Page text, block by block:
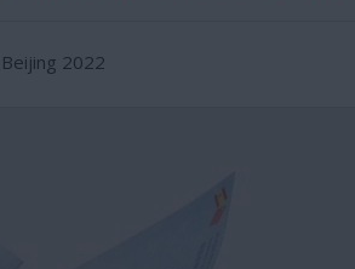
2022